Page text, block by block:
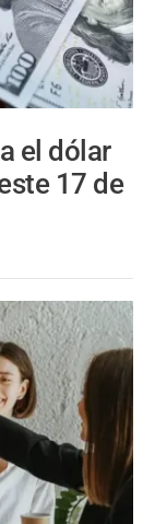
el dólar
17 de